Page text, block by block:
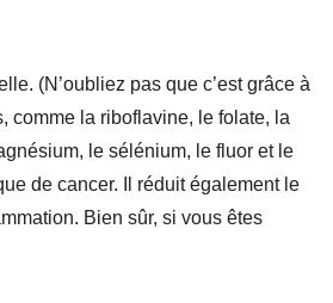
(N’oubliez pas que c’est grâce à
comme la riboflavine, le folate, la
le sélénium, le fluor et le
de cancer. Il réduit également le
Bien sûr, si vous êtes